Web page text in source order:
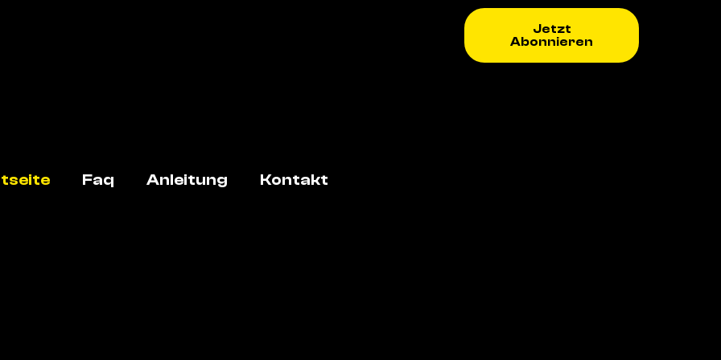
Faq Anleitung Kontakt
Jetzt
Abonnieren